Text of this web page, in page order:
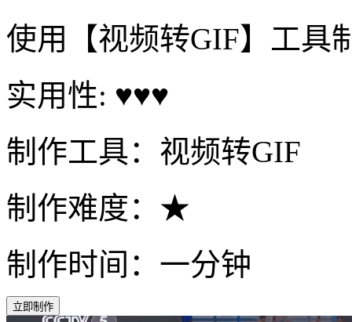
使用【视频转GIF】工具
实用性: ♥♥♥
制作工具：视频转GIF
制作难度：★
制作时间：一分钟
立即制作